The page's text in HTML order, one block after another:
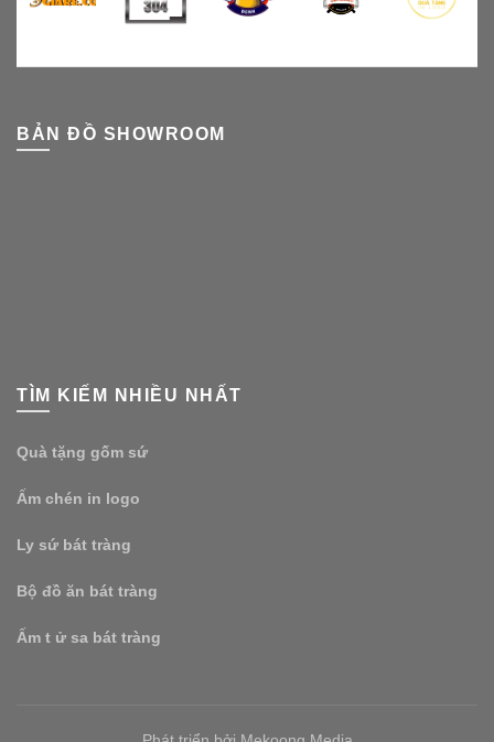
BẢN ĐỒ SHOWROOM
TÌM KIẾM NHIỀU NHẤT
Quà tặng gốm sứ
Ấm chén in logo
Ly sứ bát tràng
Bộ đồ ăn bát tràng
Ấm t ử sa bát tràng